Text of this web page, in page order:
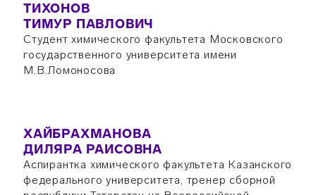
ТИХОНОВ
ТИМУР ПАВЛОВИЧ
Студент химического факультета Московского
государственного университета имени
М.В.Ломоносова
ХАЙБРАХМАНОВА
ДИЛЯРА РАИСОВНА
Аспирантка химического факультета Казанского
федерального университета, тренер сборной